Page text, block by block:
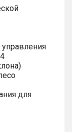
управления
для